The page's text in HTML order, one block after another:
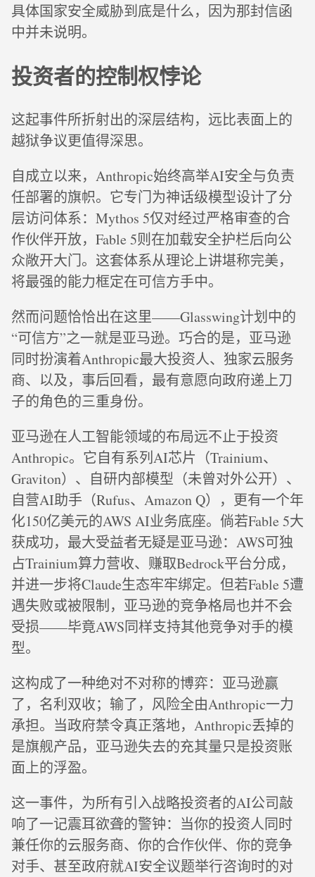
具体国家安全威胁到底是什么，因为那封信函
中并未说明。
投资者的控制权悖论
这起事件所折射出的深层结构，远比表面上的
越狱争议更值得深思。
自成立以来，Anthropic始终高举AI安全与负责
任部署的旗帜。它专门为神话级模型设计了分
层访问体系：Mythos 5仅对经过严格审查的合
作伙伴开放，Fable 5则在加载安全护栏后向公
众敞开大门。这套体系从理论上讲堪称完美，
将最强的能力框定在可信方手中。
然而问题恰恰出在这里——Glasswing计划中的
“可信方”之一就是亚马逊。巧合的是，亚马逊
同时扮演着Anthropic最大投资人、独家云服务
商、以及，事后回看，最有意愿向政府递上刀
子的角色的三重身份。
亚马逊在人工智能领域的布局远不止于投资
Anthropic。它自有系列AI芯片（Trainium、
Graviton）、自研内部模型（未曾对外公开）、
自营AI助手（Rufus、Amazon Q），更有一个年
化150亿美元的AWS AI业务底座。倘若Fable 5大
获成功，最大受益者无疑是亚马逊：AWS可独
占Trainium算力营收、赚取Bedrock平台分成，
并进一步将Claude生态牢牢绑定。但若Fable 5遭
遇失败或被限制，亚马逊的竞争格局也并不会
受损——毕竟AWS同样支持其他竞争对手的模
型。
这构成了一种绝对不对称的博弈：亚马逊赢
了，名利双收；输了，风险全由Anthropic一力
承担。当政府禁令真正落地，Anthropic丢掉的
是旗舰产品，亚马逊失去的充其量只是投资账
面上的浮盈。
这一事件，为所有引入战略投资者的AI公司敲
响了一记震耳欲聋的警钟：当你的投资人同时
兼任你的云服务商、你的合作伙伴、你的竞争
对手、甚至政府就AI安全议题举行咨询时的对